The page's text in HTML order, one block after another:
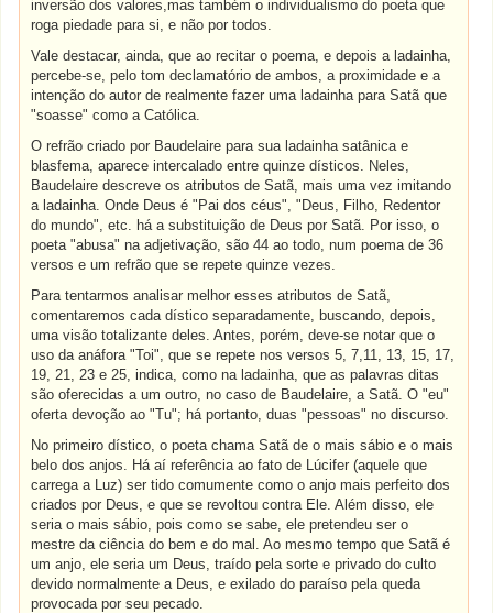
inversão dos valores,mas também o individualismo do poeta que
roga piedade para si, e não por todos.
Vale destacar, ainda, que ao recitar o poema, e depois a ladainha,
percebe-se, pelo tom declamatório de ambos, a proximidade e a
intenção do autor de realmente fazer uma ladainha para Satã que
"soasse" como a Católica.
O refrão criado por Baudelaire para sua ladainha satânica e
blasfema, aparece intercalado entre quinze dísticos. Neles,
Baudelaire descreve os atributos de Satã, mais uma vez imitando
a ladainha. Onde Deus é "Pai dos céus", "Deus, Filho, Redentor
do mundo", etc. há a substituição de Deus por Satã. Por isso, o
poeta "abusa" na adjetivação, são 44 ao todo, num poema de 36
versos e um refrão que se repete quinze vezes.
Para tentarmos analisar melhor esses atributos de Satã,
comentaremos cada dístico separadamente, buscando, depois,
uma visão totalizante deles. Antes, porém, deve-se notar que o
uso da anáfora "Toi", que se repete nos versos 5, 7,11, 13, 15, 17,
19, 21, 23 e 25, indica, como na ladainha, que as palavras ditas
são oferecidas a um outro, no caso de Baudelaire, a Satã. O "eu"
oferta devoção ao "Tu"; há portanto, duas "pessoas" no discurso.
No primeiro dístico, o poeta chama Satã de o mais sábio e o mais
belo dos anjos. Há aí referência ao fato de Lúcifer (aquele que
carrega a Luz) ser tido comumente como o anjo mais perfeito dos
criados por Deus, e que se revoltou contra Ele. Além disso, ele
seria o mais sábio, pois como se sabe, ele pretendeu ser o
mestre da ciência do bem e do mal. Ao mesmo tempo que Satã é
um anjo, ele seria um Deus, traído pela sorte e privado do culto
devido normalmente a Deus, e exilado do paraíso pela queda
provocada por seu pecado.